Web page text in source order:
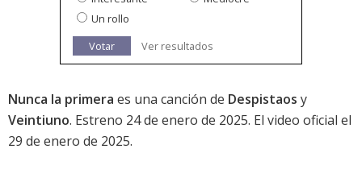
Un rollo
Votar
Ver resultados
Nunca la primera es una canción de Despistaos y
Veintiuno. Estreno 24 de enero de 2025. El video oficial el
29 de enero de 2025.